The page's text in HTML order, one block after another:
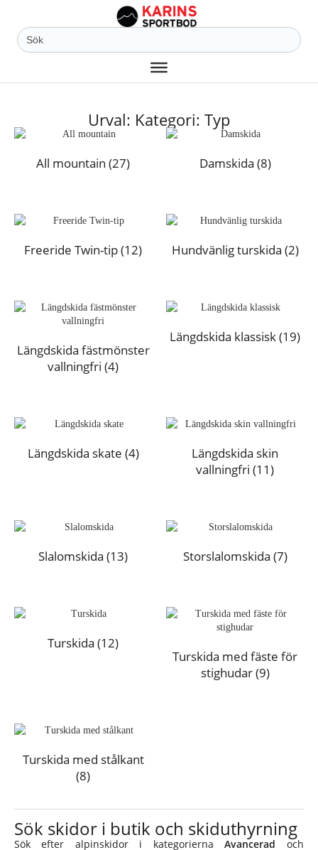
Sök
efter:
Urval: Kategori: Typ
All mountain (27) Damskida (8)
Freeride Twin-tip(12) Hundvänlig turskida (2)
Längdskida fästmönster
vallningfri (4)
Längdskida klassisk(19)
Längdskida skate (4)
Längdskida skin
vallningfri (11)
Slalomskida (13) Storslalomskida (7)
Turskida (12)
Turskida med fäste för
stighudar(9)
Turskida med stålkant
(8)
Sök skidor i butik och skiduthyrning
Sök efter alpinskidor i kategorierna Avancerad och